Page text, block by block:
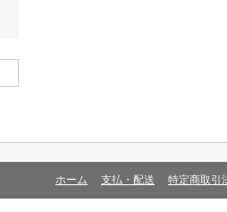
ホーム 支払・配送 特定商取引